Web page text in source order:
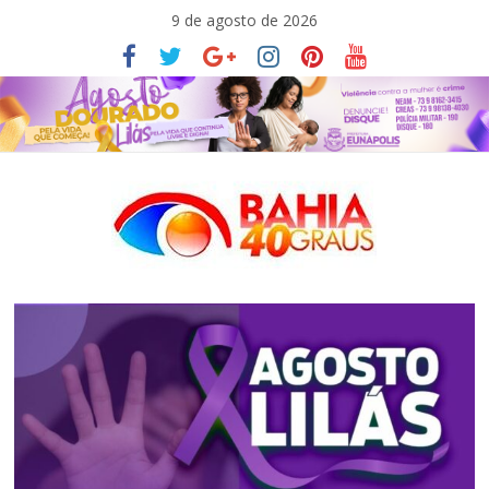
conteúdo
9 de agosto de 2026
Bahia40graus
Notícias
de
política,
meio